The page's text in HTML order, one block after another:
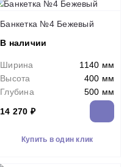
Банкетка №4 Бежевый
В наличии
Ширина
1140 мм
Высота
400 мм
Глубина
500 мм
14 270 ₽
Купить в один клик